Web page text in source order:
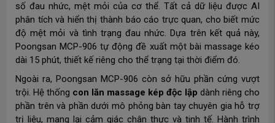
số đau nhức, mệt mỏi của cơ thể. Tất cả dữ liệu được AI
phân tích và hiển thị thành báo cáo trực quan, cho biết mức
độ mệt mỏi và tình trạng đau nhức. Dựa trên kết quả này,
Poongsan MCP-906 tự động đề xuất một bài massage kéo
dài 15 phút, thiết kế riêng cho thể trạng tại thời điểm đó.
Ngoài ra, Poongsan MCP-906 còn sở hữu phần cứng vượt
trội. Hệ thống con lăn massage kép độc lập dành riêng cho
phần trên và phần dưới mô phỏng bàn tay chuyên gia hỗ trợ
trị liệu, mang lại cảm giác chân thực và tinh tế. Hành trình